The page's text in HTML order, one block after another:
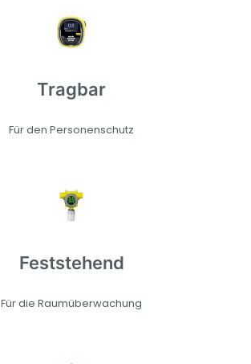
Tragbar
Für den Personenschutz
Feststehend
Für die Raumüberwachung